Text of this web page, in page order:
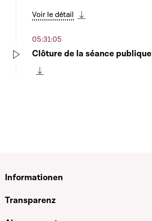
Voir le détail
05:31:05
Clôture de la séance publique
Informationen
Transparenz